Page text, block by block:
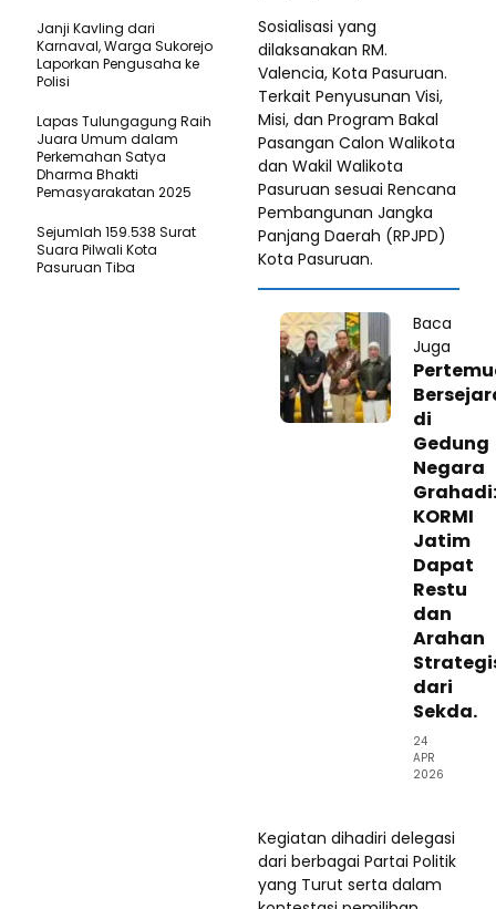
Sosialisasi yang
dilaksanakan RM.
Valencia, Kota Pasuruan.
Terkait Penyusunan Visi,
Misi, dan Program Bakal
Pasangan Calon Walikota
dan Wakil Walikota
Pasuruan sesuai Rencana
Pembangunan Jangka
Panjang Daerah (RPJPD)
Kota Pasuruan.
Baca
Juga
di
Gedung
Negara
Grahadi:
KORMI
Jatim
Dapat
Restu
dan
Arahan
dari
Sekda.
24
APR
2026
Kegiatan dihadiri delegasi
dari berbagai Partai Politik
yang Turut serta dalam
Janji Kavling dari
Karnaval, Warga Sukorejo
Laporkan Pengusaha ke
Polisi
Lapas Tulungagung Raih
Juara Umum dalam
Perkemahan Satya
Dharma Bhakti
Pemasyarakatan 2025
Sejumlah 159.538 Surat
Suara Pilwali Kota
Pasuruan Tiba